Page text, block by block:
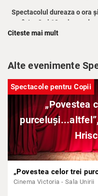
Spectacolul dureaza o ora
între 3 și 12 ani care
avea
Citeste mai mult
Alte evenimente
Spectacole pentru Copii
„Povestea
Cinema Victoria - Sala Unirii